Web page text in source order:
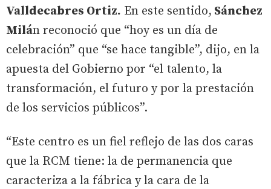
Valldecabres Ortiz. En este sentido, Sánchez
Milán reconoció que “hoy es un día de
celebración” que “se hace tangible”, dijo, en la
apuesta del Gobierno por “el talento, la
transformación, el futuro y por la prestación
de los servicios públicos”.
“Este centro es un fiel reflejo de las dos caras
que la RCM tiene: la de permanencia que
caracteriza a la fábrica y la cara de la